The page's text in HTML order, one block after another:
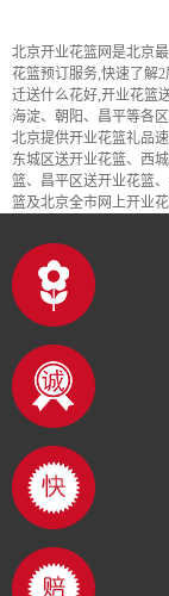
北京开业花篮网是北京
花篮预订服务,快速了解
迁送什么花好,开业花篮
海淀、朝阳、昌平等各
北京提供开业花篮礼品
东城区送开业花篮、西
篮、昌平区送开业花篮
篮及北京全市网上开业